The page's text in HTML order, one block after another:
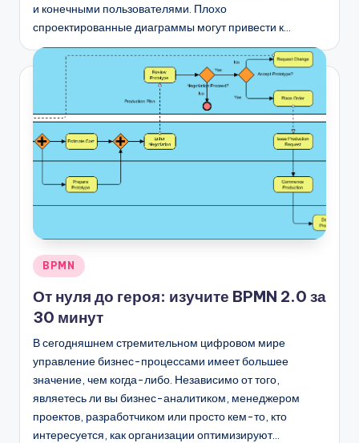
и конечными пользователями. Плохо
спроектированные диаграммы могут привести к…
Опубликовано
BPMN
От нуля до героя: изучите BPMN 2.0 за
30 минут
В сегодняшнем стремительном цифровом мире
управление бизнес-процессами имеет большее
значение, чем когда-либо. Независимо от того,
являетесь ли вы бизнес-аналитиком, менеджером
проектов, разработчиком или просто кем-то, кто
интересуется, как организации оптимизируют…